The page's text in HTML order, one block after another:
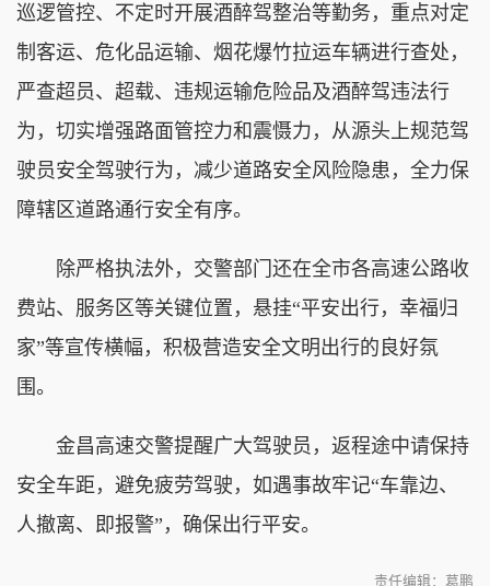
巡逻管控、不定时开展酒醉驾整治等勤务，重点对定
制客运、危化品运输、烟花爆竹拉运车辆进行查处，
严查超员、超载、违规运输危险品及酒醉驾违法行
为，切实增强路面管控力和震慑力，从源头上规范驾
驶员安全驾驶行为，减少道路安全风险隐患，全力保
障辖区道路通行安全有序。
除严格执法外，交警部门还在全市各高速公路收
费站、服务区等关键位置，悬挂“平安出行，幸福归
家”等宣传横幅，积极营造安全文明出行的良好氛
围。
金昌高速交警提醒广大驾驶员，返程途中请保持
安全车距，避免疲劳驾驶，如遇事故牢记“车靠边、
人撤离、即报警”，确保出行平安。
责任编辑：葛鹏